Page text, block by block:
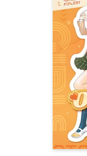
Elles
de